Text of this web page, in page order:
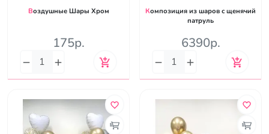
Воздушные Шары Хром
175р.
Композиция из шаров с щенячий
патруль
6390р.